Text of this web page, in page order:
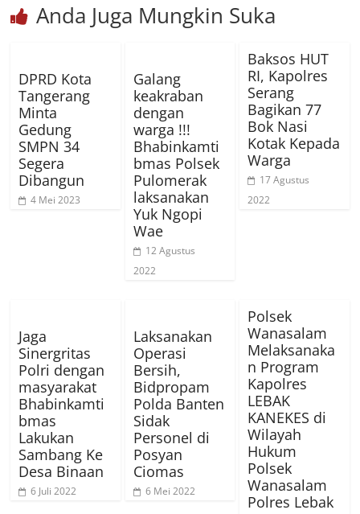
Anda Juga Mungkin Suka
DPRD Kota
Tangerang
Minta
Gedung
SMPN 34
Segera
Dibangun
4 Mei 2023
Galang
keakraban
dengan
warga !!!
Bhabinkamti
bmas Polsek
Pulomerak
laksanakan
Yuk Ngopi
Wae
12 Agustus
2022
Baksos HUT
RI, Kapolres
Serang
Bagikan 77
Bok Nasi
Kotak Kepada
Warga
17 Agustus
2022
Jaga
Sinergritas
Polri dengan
masyarakat
Bhabinkamti
bmas
Lakukan
Sambang Ke
Desa Binaan
6 Juli 2022
Laksanakan
Operasi
Bersih,
Bidpropam
Polda Banten
Sidak
Personel di
Posyan
Ciomas
6 Mei 2022
Polsek
Wanasalam
Melaksanaka
n Program
Kapolres
LEBAK
KANEKES di
Wilayah
Hukum
Polsek
Wanasalam
Polres Lebak